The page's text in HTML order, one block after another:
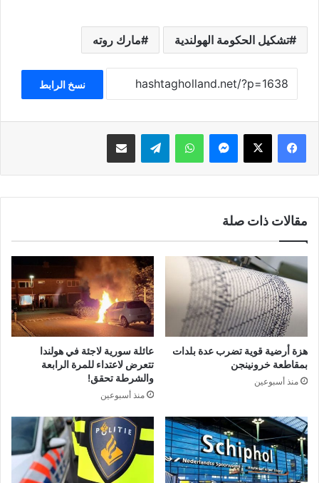
تشكيل الحكومة الهولندية مارك روته
نسخ الرابط
فيسبوك ‫X ماسنجر واتساب تيلقرام مشاركة عبر البريد
مقالات ذات صلة
هزة أرضية قوية تضرب عدة بلدات
بمقاطعة خرونينجن
منذ أسبوعين
عائلة سورية لاجئة في هولندا
تتعرض لاعتداء للمرة الرابعة
والشرطة تحقق!
منذ أسبوعين